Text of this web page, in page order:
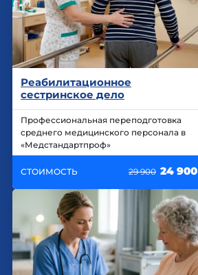
Реабилитационное
сестринское дело
Профессиональная переподготовка
среднего медицинского персонала в
«Медстандартпроф»
СТОИМОСТЬ 29 900 24 900